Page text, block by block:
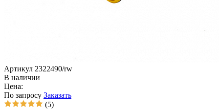
Артикул 2322490/rw
В наличии
Цена:
По запросу Заказать
(5)